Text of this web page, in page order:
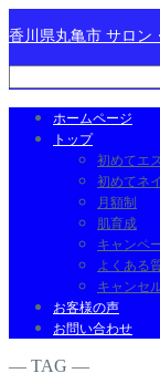
香川県丸亀市 サロン
ホームページ
トップ
初めてエ
初めてネ
月額制
肌育成
キャンペ
よくある
キャンセ
お客様の声
お問い合わせ
― TAG ―